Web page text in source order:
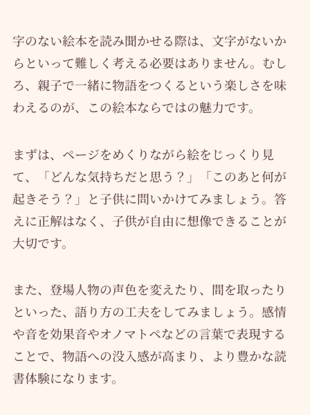
字のない絵本を読み聞かせる際は、文字がないか
らといって難しく考える必要はありません。むし
ろ、親子で一緒に物語をつくるという楽しさを味
わえるのが、この絵本ならではの魅力です。
まずは、ページをめくりながら絵をじっくり見
て、「どんな気持ちだと思う？」「このあと何が
起きそう？」と子供に問いかけてみましょう。答
えに正解はなく、子供が自由に想像できることが
大切です。
また、登場人物の声色を変えたり、間を取ったり
といった、語り方の工夫をしてみましょう。感情
や音を効果音やオノマトペなどの言葉で表現する
ことで、物語への没入感が高まり、より豊かな読
書体験になります。